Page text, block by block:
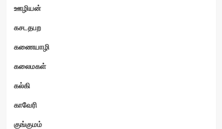
ஊழியன்
கசடதபற
கணையாழி
கலைமகள்
கல்கி
காவேரி
குங்குமம்